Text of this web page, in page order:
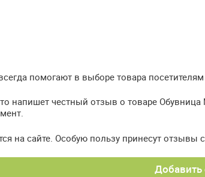
помогают в выборе товара посетителям
напишет честный отзыв о товаре
на сайте. Особую пользу принесут отзывы
Добавить